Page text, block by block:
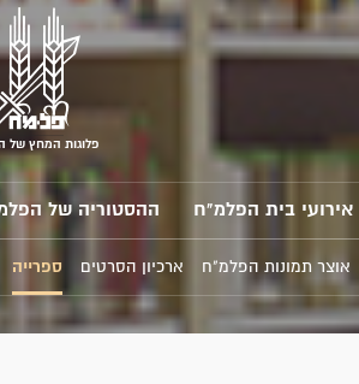
פלוגות המחץ של
אירועי בית הפלמ"ח ההסטוריה של
אוצר תמונות הפלמ"ח ארכיון הסרטים ספרייה